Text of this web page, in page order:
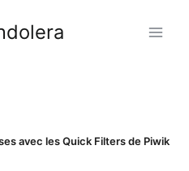
avec les Quick Filters de Piwik